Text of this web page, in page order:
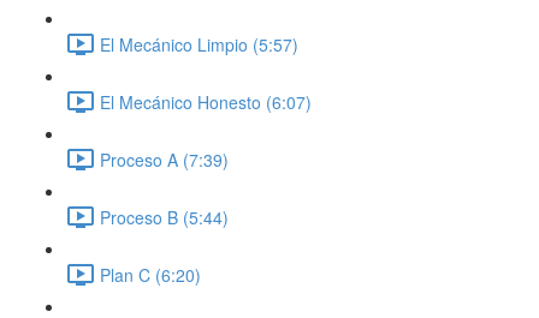
El Mecánico Limpio (5:57)
El Mecánico Honesto (6:07)
Proceso A (7:39)
Proceso B (5:44)
Plan C (6:20)